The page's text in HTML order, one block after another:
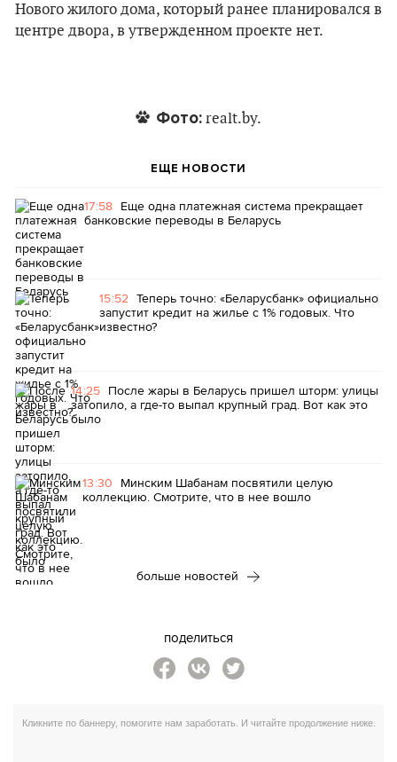
Нового жилого дома, который ранее планировался в
центре двора, в утвержденном проекте нет.
Фото: realt.by.
ЕЩЕ НОВОСТИ
17:58 Еще одна платежная система прекращает
банковские переводы в Беларусь
15:52 Теперь точно: «Беларусбанк» официально
запустит кредит на жилье с 1% годовых. Что
известно?
14:25 После жары в Беларусь пришел шторм: улицы
затопило, а где-то выпал крупный град. Вот как это
было
13:30 Минским Шабанам посвятили целую
коллекцию. Смотрите, что в нее вошло
больше новостей
поделиться